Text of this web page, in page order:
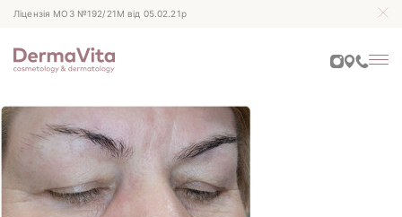
Ліцензія МОЗ №192/21М від 05.02.21р